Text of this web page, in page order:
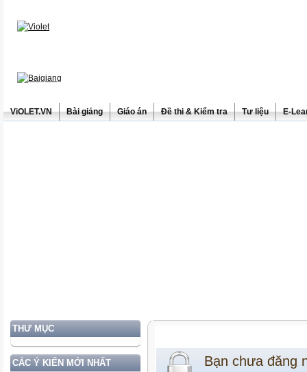
ViOLET.VN Bài giảng Giáo án Đề thi & Kiểm tra Tư liệu E-
THƯ MỤC
CÁC Ý KIẾN MỚI NHẤT Bạn chưa đăng